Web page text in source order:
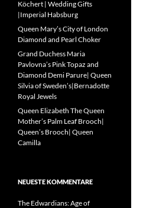
Köchert | Wedding Gifts
|Imperial Habsburg
Queen Mary’s City of London
Diamond and Pearl Choker
Grand Duchess Maria
Pavlovna’s Pink Topaz and
Diamond Demi Parure| Queen
Silvia of Sweden’s|Bernadotte
Royal Jewels
Queen Elizabeth The Queen
Mother’s Palm Leaf Brooch|
Queen’s Brooch| Queen
Camilla
NEUESTE KOMMENTARE
The Edwardians: Age of